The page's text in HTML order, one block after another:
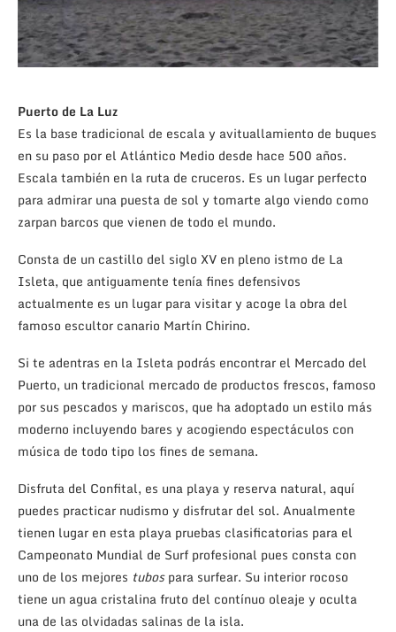
Puerto de La Luz
Es la base tradicional de escala y avituallamiento de buques
en su paso por el Atlántico Medio desde hace 500 años.
Escala también en la ruta de cruceros. Es un lugar perfecto
para admirar una puesta de sol y tomarte algo viendo como
zarpan barcos que vienen de todo el mundo.
Consta de un castillo del siglo XV en pleno istmo de La
Isleta, que antiguamente tenía fines defensivos
actualmente es un lugar para visitar y acoge la obra del
famoso escultor canario Martín Chirino.
Si te adentras en la Isleta podrás encontrar el Mercado del
Puerto, un tradicional mercado de productos frescos, famoso
por sus pescados y mariscos, que ha adoptado un estilo más
moderno incluyendo bares y acogiendo espectáculos con
música de todo tipo los fines de semana.
Disfruta del Confital, es una playa y reserva natural, aquí
puedes practicar nudismo y disfrutar del sol. Anualmente
tienen lugar en esta playa pruebas clasificatorias para el
Campeonato Mundial de Surf profesional pues consta con
uno de los mejores tubospara surfear. Su interior rocoso
tiene un agua cristalina fruto del contínuo oleaje y oculta
una de las olvidadas salinas de la isla.